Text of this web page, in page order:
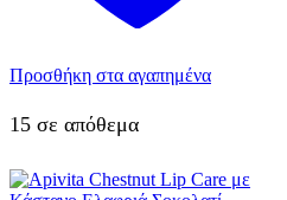
Προσθήκη στα αγαπημένα
15 σε απόθεμα